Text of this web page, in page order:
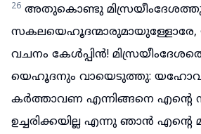
26 അതുകൊണ്ടു മിസ്രയീംദേശത്തു
വചനം കേൾപ്പിൻ!
യെഹൂദനും വായെടുത്തു:
കർത്താവണ എന്നിങ്ങനെ എന്റെ
ഉച്ചരിക്കയില്ല എന്നു ഞാൻ എന്റെ